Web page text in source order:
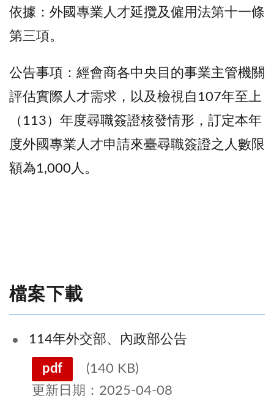
依據：外國專業人才延攬及僱用法第十一條
第三項。
公告事項：經會商各中央目的事業主管機關
評估實際人才需求，以及檢視自107年至上
（113）年度尋職簽證核發情形，訂定本年
度外國專業人才申請來臺尋職簽證之人數限
額為1,000人。
檔案下載
114年外交部、內政部公告
pdf
(140 KB)
更新日期：2025-04-08